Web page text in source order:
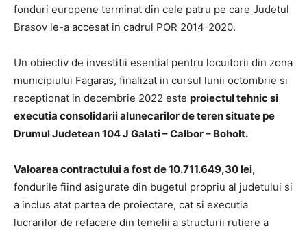
fonduri europene terminat din cele patru pe care Judetul
Brasov le-a accesat in cadrul POR 2014-2020.
Un obiectiv de investitii esential pentru locuitorii din zona
municipiului Fagaras, finalizat in cursul lunii octombrie si
receptionat in decembrie 2022 este proiectul tehnic si
executia consolidarii alunecarilor de teren situate pe
Drumul Judetean 104 J Galati – Calbor – Boholt.
Valoarea contractului a fost de 10.711.649,30 lei,
fondurile fiind asigurate din bugetul propriu al judetului si
a inclus atat partea de proiectare, cat si executia
lucrarilor de refacere din temelii a structurii rutiere a